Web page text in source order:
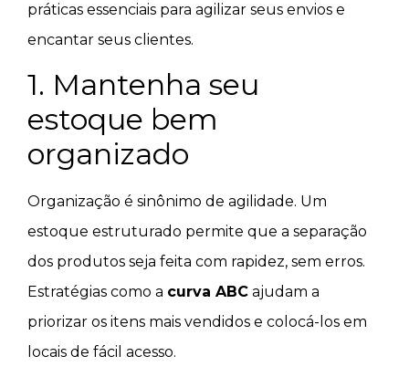
práticas essenciais para agilizar seus envios e
encantar seus clientes.
1. Mantenha seu
estoque bem
organizado
Organização é sinônimo de agilidade. Um
estoque estruturado permite que a separação
dos produtos seja feita com rapidez, sem erros.
Estratégias como a curva ABC ajudam a
priorizar os itens mais vendidos e colocá-los em
locais de fácil acesso.